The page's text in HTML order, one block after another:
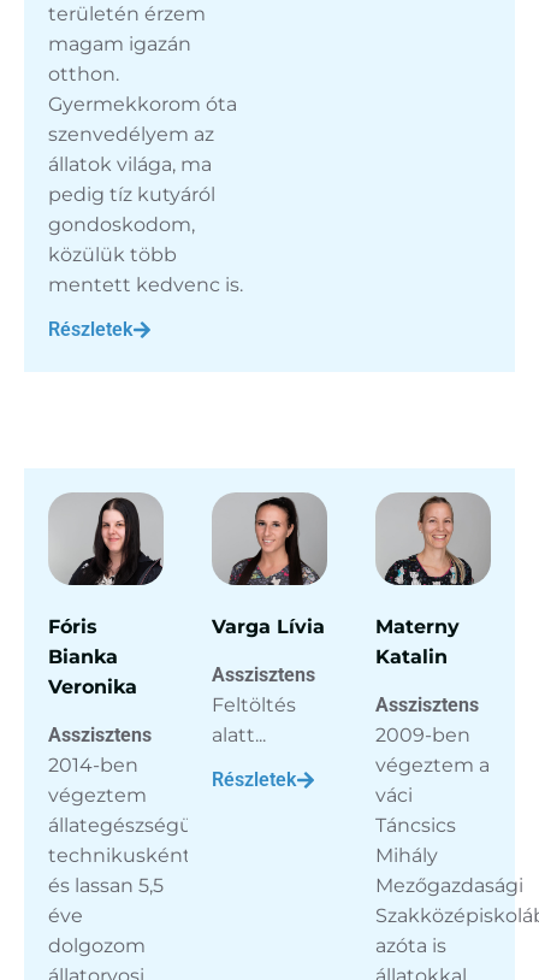
területén érzem
magam igazán
otthon.
Gyermekkorom óta
szenvedélyem az
állatok világa, ma
pedig tíz kutyáról
gondoskodom,
közülük több
mentett kedvenc is.
Részletek
Fóris
Bianka
Veronika
Asszisztens
2014-ben
végeztem
állategészségügyi
technikusként,
és lassan 5,5
éve
dolgozom
Varga Lívia
Asszisztens
Feltöltés
alatt...
Részletek
Materny
Katalin
Asszisztens
2009-ben
végeztem a
váci
Táncsics
Mihály
Mezőgazdasági
azóta is